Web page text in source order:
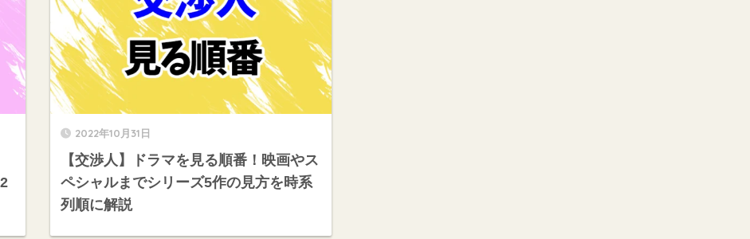
2022年10月31日
【交渉人】ドラマを見る順番！映画やス
ペシャルまでシリーズ5作の見方を時系
列順に解説